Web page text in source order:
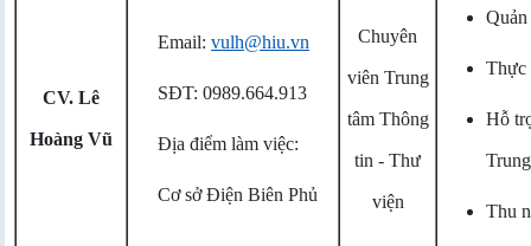
CV. Lê
Hoàng Vũ
Email: vulh@hiu.vn
SĐT: 0989.664.913
Địa điểm làm việc:
Cơ sở Điện Biên Phủ
Chuyên
viên Trung
tâm Thông
tin - Thư
viện
Thực
Hỗ
Thu